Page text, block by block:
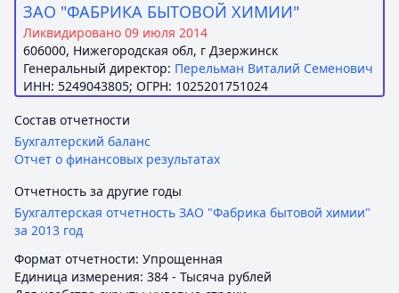
ЗАО "ФАБРИКА БЫТОВОЙ ХИМИИ"
Ликвидировано 09 июля 2014
606000, Нижегородская обл, г Дзержинск
Генеральный директор: Перельман Виталий Семенович
ИНН: 5249043805; ОГРН: 1025201751024
Состав отчетности
Бухгалтерский баланс
Отчет о финансовых результатах
Отчетность за другие годы
Бухгалтерская отчетность ЗАО "Фабрика бытовой химии"
за 2013 год
Формат отчетности: Упрощенная
Единица измерения: 384 - Тысяча рублей